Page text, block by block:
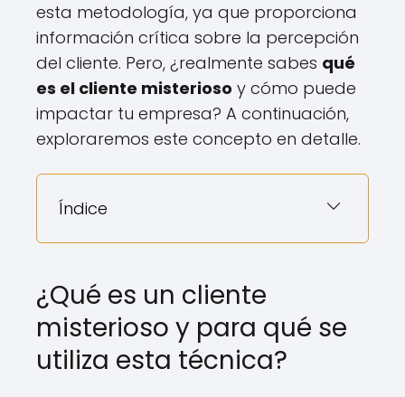
esta metodología, ya que proporciona
información crítica sobre la percepción
del cliente. Pero, ¿realmente sabes qué
es el cliente misterioso y cómo puede
impactar tu empresa? A continuación,
exploraremos este concepto en detalle.
Índice
¿Qué es un cliente
misterioso y para qué se
utiliza esta técnica?